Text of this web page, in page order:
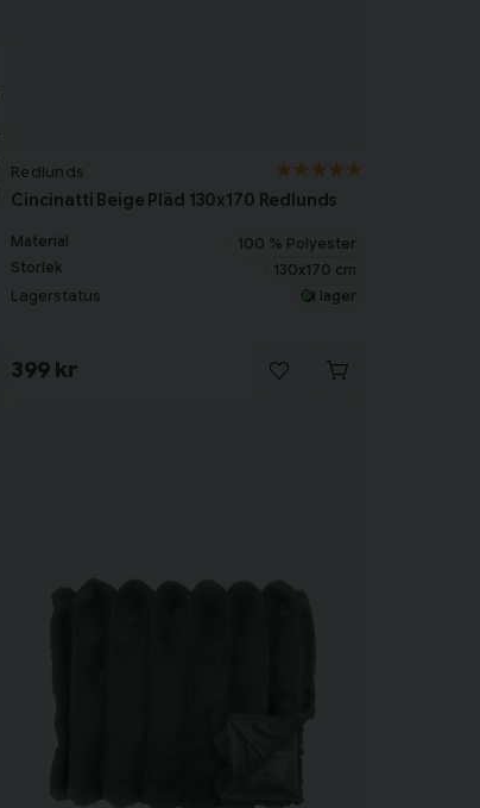
Redlunds
Cincinatti Beige Pläd 130x170 Redlunds
Material
100 % Polyester
Storlek
130x170 cm
Lagerstatus I lager
399 kr